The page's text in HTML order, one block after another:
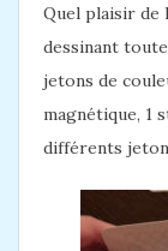
Quel plaisir de
dessinant
jetons de
magnétique, 1
différents